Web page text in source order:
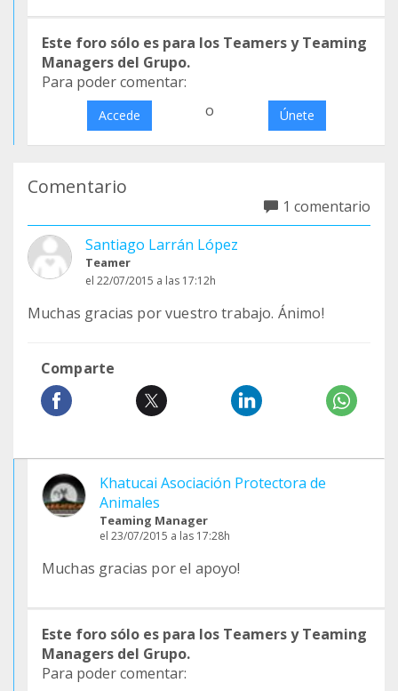
Este foro sólo es para los Teamers y Teaming
Managers del Grupo.
Para poder comentar:
Accede o Únete
Comentario
1 comentario
Santiago Larrán López
Teamer
el 22/07/2015 a las 17:12h
Muchas gracias por vuestro trabajo. Ánimo!
Comparte
Khatucai Asociación Protectora de
Animales
Teaming Manager
el 23/07/2015 a las 17:28h
Muchas gracias por el apoyo!
Este foro sólo es para los Teamers y Teaming
Managers del Grupo.
Para poder comentar: